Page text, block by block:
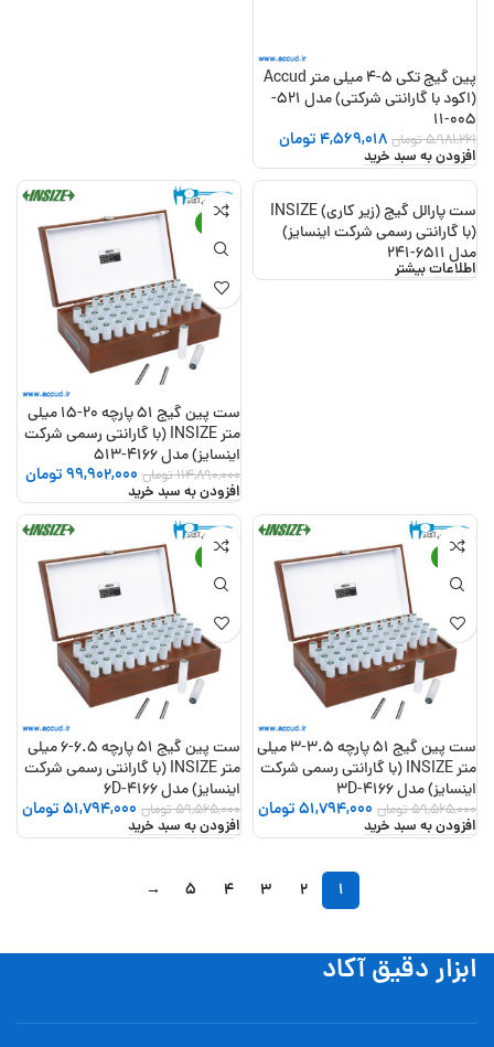
پین گیج تکی 5-4 میلی متر Accud
(اکود با گارانتی شرکتی) مدل 521-
005-11
5,981,261تومان 4,569,018تومان
افزودن به سبد خرید
ست پارالل گیج (زیر کاری) INSIZE
(با گارانتی رسمی شرکت اینسایز)
مدل 6511-241
اطلاعات بیشتر
-13%
ست پین گیج 51 پارچه 20-15 میلی
متر INSIZE (با گارانتی رسمی شرکت
اینسایز) مدل 4166-513
114,890,000تومان 99,902,000تومان
افزودن به سبد خرید
-13%
ست پین گیج 51 پارچه 3.5-3 میلی
متر INSIZE (با گارانتی رسمی شرکت
اینسایز) مدل 4166-3D
59,565,000تومان 51,794,000تومان
افزودن به سبد خرید
-13%
ست پین گیج 51 پارچه 6.5-6 میلی
متر INSIZE (با گارانتی رسمی شرکت
اینسایز) مدل 4166-6D
59,565,000تومان 51,794,000تومان
افزودن به سبد خرید
1
2
3
4
5
→
ابزار دقیق آکاد